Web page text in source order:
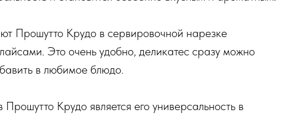
Прошутто Крудо в сервировочной нарезке
Это очень удобно, деликатес сразу можно
в любимое блюдо.
Крудо является его универсальность в